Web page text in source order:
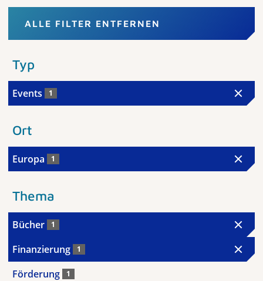
ALLE FILTER ENTFERNEN
Typ
Events 1
Ort
Europa 1
Thema
Bücher 1
Finanzierung 1
Förderung 1